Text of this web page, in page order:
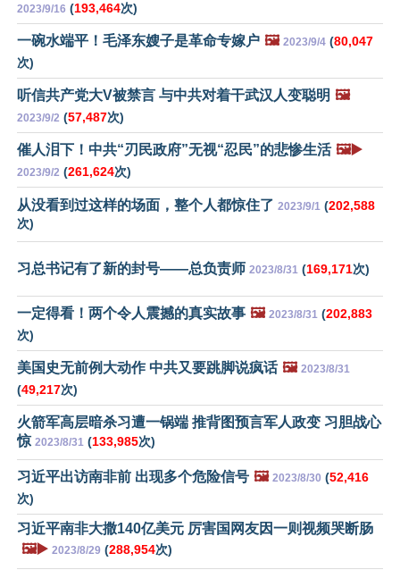
2023/9/16 (193,464次)
一碗水端平！毛泽东嫂子是革命专嫁户 🖼️ 2023/9/4 (80,047
次)
听信共产党大V被禁言 与中共对着干武汉人变聪明 🖼️
2023/9/2 (57,487次)
催人泪下！中共“刃民政府”无视“忍民”的悲惨生活 🖼️▶️
2023/9/2 (261,624次)
从没看到过这样的场面，整个人都惊住了 2023/9/1 (202,588
次)
习总书记有了新的封号——总负责师 2023/8/31 (169,171次)
一定得看！两个令人震撼的真实故事 🖼️ 2023/8/31 (202,883
次)
美国史无前例大动作 中共又要跳脚说疯话 🖼️ 2023/8/31
(49,217次)
火箭军高层暗杀习遭一锅端 推背图预言军人政变 习胆战心
惊 2023/8/31 (133,985次)
习近平出访南非前 出现多个危险信号 🖼️ 2023/8/30 (52,416
次)
习近平南非大撒140亿美元 厉害国网友因一则视频哭断肠
🖼️▶️ 2023/8/29 (288,954次)